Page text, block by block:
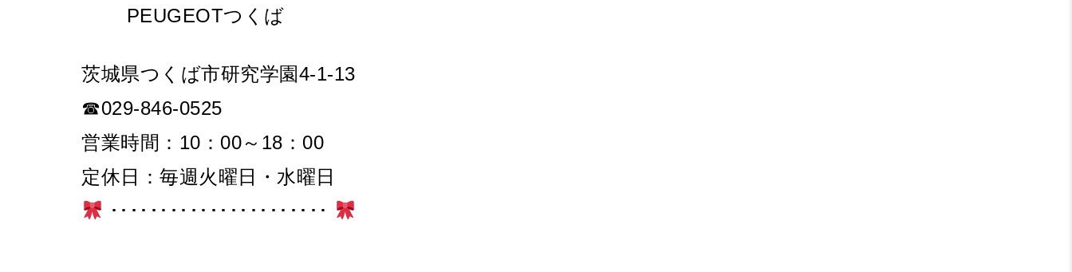
PEUGEOTつくば
茨城県つくば市研究学園4-1-13
☎029-846-0525
営業時間：10：00～18：00
定休日：毎週火曜日・水曜日
･･････････････････････